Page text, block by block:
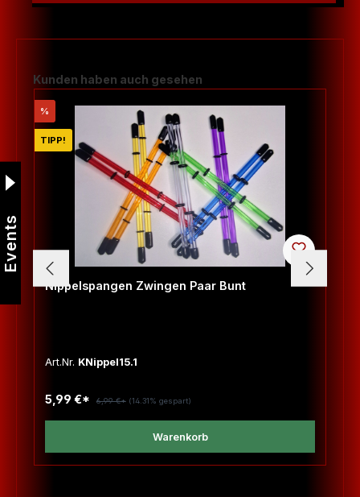
Produktgalerie überspringen
Kunden haben auch gesehen
%
TIPP!
Nippelspangen Zwingen Paar Bunt
Art.Nr. KNippel15.1
5,99 €* 6,99 €* (14.31% gespart)
Warenkorb
Events